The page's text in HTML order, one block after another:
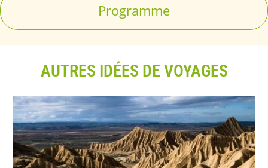
Programme
AUTRES IDÉES DE VOYAGES